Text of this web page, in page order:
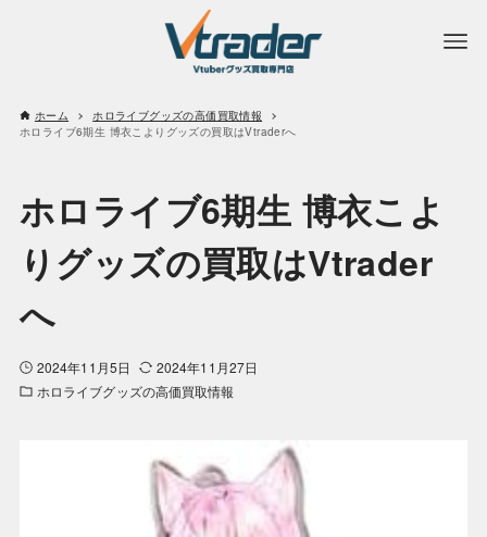
ホーム
ホロライブグッズの高価買取情報
ホロライブ6期生 博衣こよりグッズの買取はVtraderへ
ホロライブ6期生 博衣こよ
りグッズの買取はVtrader
へ
2024年11月5日
2024年11月27日
ホロライブグッズの高価買取情報